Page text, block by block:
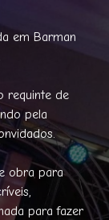
em Barman
requinte de
pela
obra para
para fazer